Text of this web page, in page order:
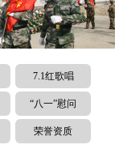
7.1红歌唱
“八一”慰问
荣誉资质